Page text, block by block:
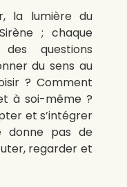
la lumière du
; chaque
questions
du sens au
? Comment
à soi-même ?
et s’intégrer
donne pas de
regarder et